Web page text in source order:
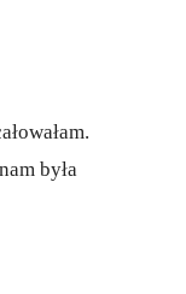
była